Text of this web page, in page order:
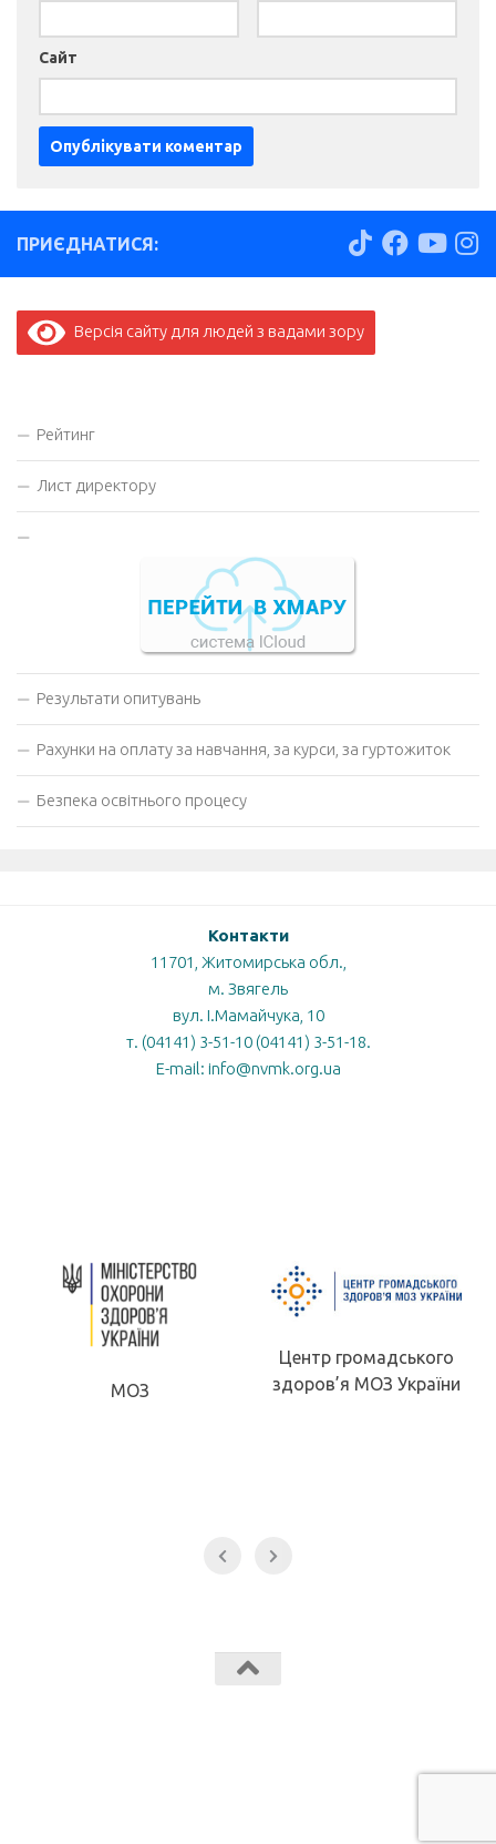
Сайт
ПРИЄДНАТИСЯ:
Версія сайту для людей з вадами зору
Рейтинг
Лист директору
Результати опитувань
Рахунки на оплату за навчання, за курси, за гуртожиток
Безпека освітнього процесу
Контакти
11701, Житомирська обл.,
м. Звягель
вул. І.Мамайчука, 10
т. (04141) 3-51-10 (04141) 3-51-18.
E-mail: info@nvmk.org.ua
МОЗ
Центр громадського
здоров’я МОЗ України